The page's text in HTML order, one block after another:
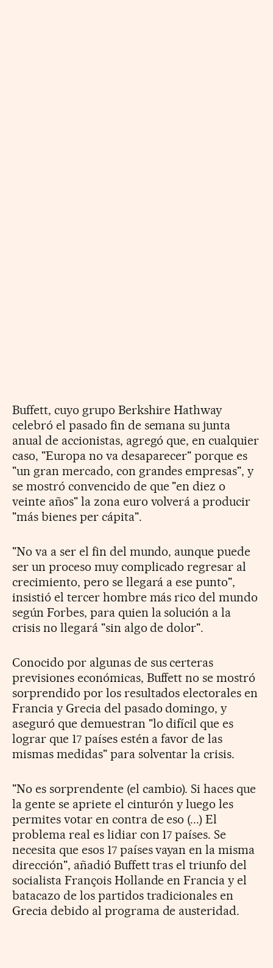
Buffett, cuyo grupo Berkshire Hathway
celebró el pasado fin de semana su junta
anual de accionistas, agregó que, en cualquier
caso, "Europa no va desaparecer" porque es
"un gran mercado, con grandes empresas", y
se mostró convencido de que "en diez o
veinte años" la zona euro volverá a producir
"más bienes per cápita".
"No va a ser el fin del mundo, aunque puede
ser un proceso muy complicado regresar al
crecimiento, pero se llegará a ese punto",
insistió el tercer hombre más rico del mundo
según Forbes, para quien la solución a la
crisis no llegará "sin algo de dolor".
Conocido por algunas de sus certeras
previsiones económicas, Buffett no se mostró
sorprendido por los resultados electorales en
Francia y Grecia del pasado domingo, y
aseguró que demuestran "lo difícil que es
lograr que 17 países estén a favor de las
mismas medidas" para solventar la crisis.
"No es sorprendente (el cambio). Si haces que
la gente se apriete el cinturón y luego les
permites votar en contra de eso (...) El
problema real es lidiar con 17 países. Se
necesita que esos 17 países vayan en la misma
dirección", añadió Buffett tras el triunfo del
socialista François Hollande en Francia y el
batacazo de los partidos tradicionales en
Grecia debido al programa de austeridad.